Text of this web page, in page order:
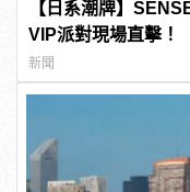
【日系潮牌】
VIP派對現場直擊！
新聞